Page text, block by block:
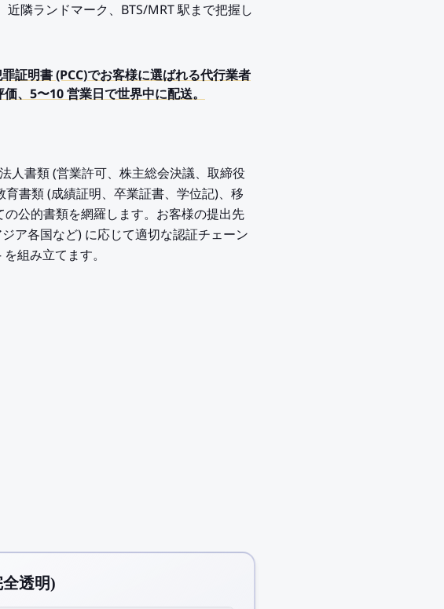
隣ランドマーク、BTS/MRT 駅まで把握し
明書 (PCC)でお客様に選ばれる代行業者
、5〜10 営業日で世界中に配送。
人書類 (営業許可、株主総会決議、取締役
書類 (成績証明、卒業証書、学位記)、移
公的書類を網羅します。お客様の提出先
ア各国など) に応じて適切な認証チェーン
組み立てます。
透明)